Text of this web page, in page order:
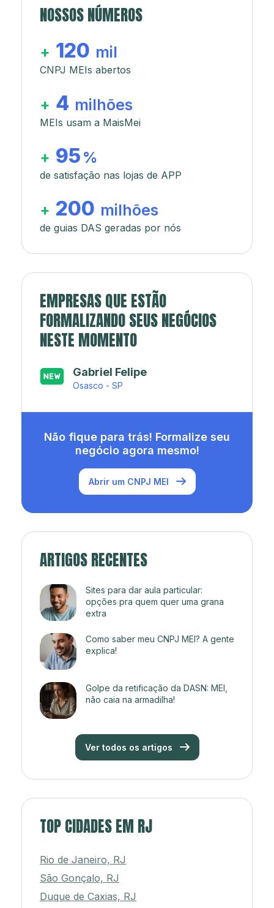
NOSSOS NÚMEROS
+ 120 mil
CNPJ MEIs abertos
+ 4 milhões
MEIs usam a MaisMei
+ 95 %
de satisfação nas lojas de APP
+ 200 milhões
de guias DAS geradas por nós
EMPRESAS QUE ESTÃO
FORMALIZANDO SEUS NEGÓCIOS
NESTE MOMENTO
Japa’s açaí e sorveteria
Rio de Janeiro - RJ
Não fique para trás! Formalize seu
negócio agora mesmo!
Abrir um CNPJ MEI
ARTIGOS RECENTES
Sites para dar aula particular:
opções pra quem quer uma grana
extra
Como saber meu CNPJ MEI? A gente
explica!
Golpe da retificação da DASN: MEI,
não caia na armadilha!
Ver todos os artigos
TOP CIDADES EM RJ
Rio de Janeiro, RJ
São Gonçalo, RJ
Duque de Caxias, RJ